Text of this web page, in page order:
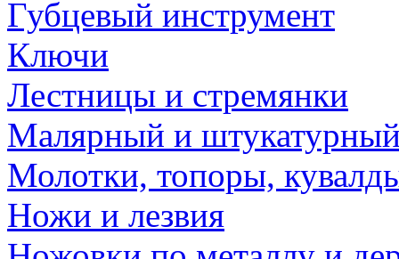
Губцевый инструмент
Ключи
Лестницы и стремянки
Малярный и
Молотки, топоры,
Ножи и лезвия